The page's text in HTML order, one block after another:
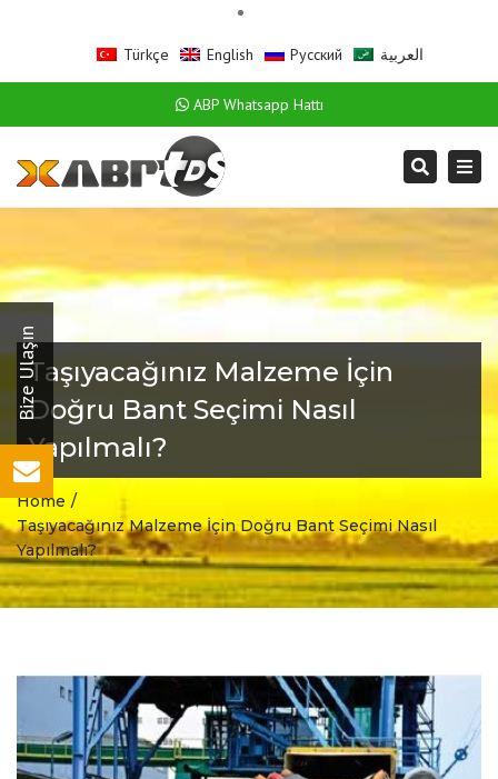
Türkçe English Русский العربية
ABP Whatsapp Hattı
Search
Taşıyacağınız Malzeme İçin
Doğru Bant Seçimi Nasıl
Yapılmalı?
Home
Taşıyacağınız Malzeme İçin Doğru Bant Seçimi Nasıl
Yapılmalı?